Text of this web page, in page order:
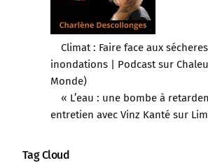
Climat : Faire face aux
inondations | Podcast sur
Monde)
« L’eau : une bombe à
entretien avec Vinz Kanté sur
Tag Cloud